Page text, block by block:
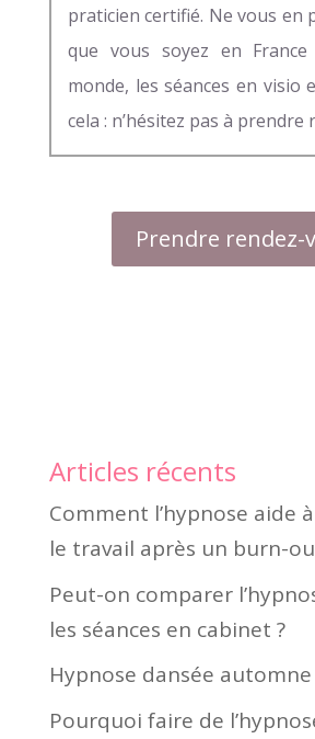
praticien certifié. Ne vous en
que vous soyez en
monde, les séances en visio
cela : n’hésitez pas à prendre
Prendre rendez-
Articles récents
Comment l’hypnose aide
le travail après un burn-
Peut-on comparer
les séances en cabinet ?
Hypnose dansée automne
Pourquoi faire de